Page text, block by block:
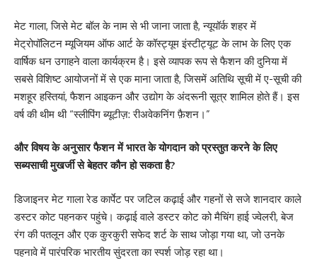
मेट गाला, जिसे मेट बॉल के नाम से भी जाना जाता है, न्यूयॉर्क शहर में
मेट्रोपॉलिटन म्यूजियम ऑफ आर्ट के कॉस्ट्यूम इंस्टीट्यूट के लाभ के लिए एक
वार्षिक धन उगाहने वाला कार्यक्रम है। इसे व्यापक रूप से फैशन की दुनिया में
सबसे विशिष्ट आयोजनों में से एक माना जाता है, जिसमें अतिथि सूची में ए-सूची की
मशहूर हस्तियां, फैशन आइकन और उद्योग के अंदरूनी सूत्र शामिल होते हैं। इस
वर्ष की थीम थी “स्लीपिंग ब्यूटीज़: रीअवेकनिंग फ़ैशन।”
और विषय के अनुसार फैशन में भारत के योगदान को प्रस्तुत करने के लिए
सब्यसाची मुखर्जी से बेहतर कौन हो सकता है?
डिजाइनर मेट गाला रेड कार्पेट पर जटिल कढ़ाई और गहनों से सजे शानदार काले
डस्टर कोट पहनकर पहुंचे। कढ़ाई वाले डस्टर कोट को मैचिंग हाई ज्वेलरी, बेज
रंग की पतलून और एक कुरकुरी सफेद शर्ट के साथ जोड़ा गया था, जो उनके
पहनावे में पारंपरिक भारतीय सुंदरता का स्पर्श जोड़ रहा था।